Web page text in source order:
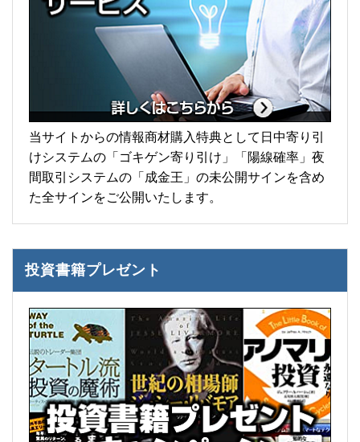
当サイトからの情報商材購入特典として日中寄り引
けシステムの「ゴキゲン寄り引け」「陽線確率」夜
間取引システムの「成金王」の未公開サインを含め
た全サインをご公開いたします。
投資書籍プレゼント